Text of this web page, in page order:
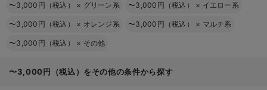
〜3,000円（税込） × グリーン系 〜3,000円（税込） × イエロー系
〜3,000円（税込） × オレンジ系 〜3,000円（税込） × マルチ系
〜3,000円（税込） × その他
〜3,000円（税込）をその他の条件から探す